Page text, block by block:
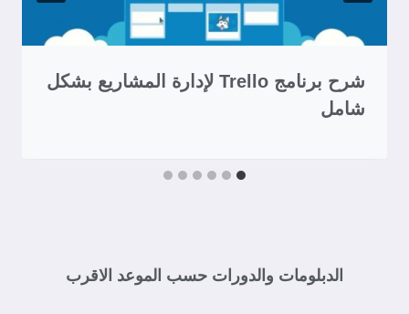
شرح برنامج Trello لإدارة المشاريع بشكل
شامل
الدبلومات والدورات حسب الموعد الاقرب